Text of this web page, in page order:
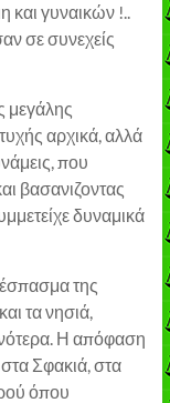
και γυναικών !..
σε συνεχείς
μεγάλης
αρχικά, αλλά
που
βασανιζοντας
δυναμικά
της
τα νησιά,
Η απόφαση
Σφακιά, στα
όπου